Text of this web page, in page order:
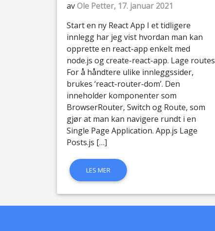
avOle Petter, 17. januar 2021
Start en ny React App I et tidligere
innlegg har jeg vist hvordan man kan
opprette en react-app enkelt med
node.js og create-react-app. Lage routes
For å håndtere ulike innleggssider,
brukes ‘react-router-dom’. Den
inneholder komponenter som
BrowserRouter, Switch og Route, som
gjør at man kan navigere rundt i en
Single Page Application. App.js Lage
Posts.js […]
LES MER